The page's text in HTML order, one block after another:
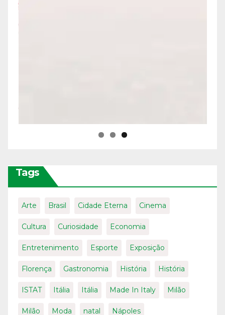
Tags
Arte Brasil Cidade Eterna Cinema
Cultura Curiosidade Economia
Entretenimento Esporte Exposição
Florença Gastronomia História História
ISTAT Itália Itália Made In Italy Milão
Milão Moda natal Nápoles